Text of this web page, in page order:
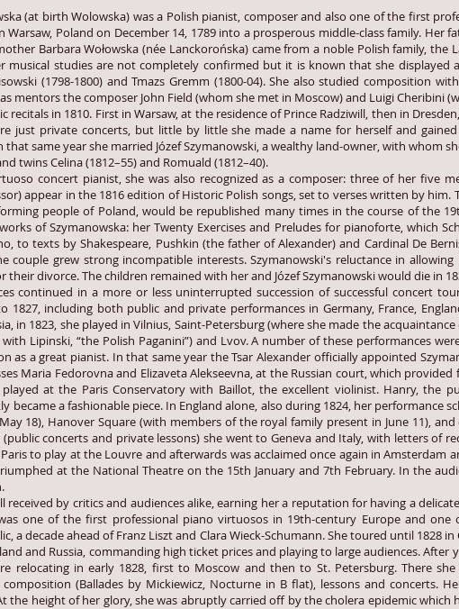
(at birth Wolowska) was a Polish pianist, composer and also one of the first
Poland on December 14, 1789 into a prosperous middle-class family. Her
Barbara Wołowska (née Lanckorońska) came from a noble Polish family, the
musical studies are not completely confirmed but it is known that she displayed
(1798-1800) and Tmazs Gremm (1800-04). She also studied composition with
mentors the composer John Field (whom she met in Moscow) and Luigi Cheribini
in 1810. First in Warsaw, at the residence of Prince Radziwill, then in
just private concerts, but little by little she made a name for herself and
same year she married Józef Szymanowski, a wealthy land-owner, with whom
twins Celina (1812–55) and Romuald (1812–40).
concert pianist, she was also recognized as a composer: three of her five
appear in the 1816 edition of Historic Polish songs, set to verses written by him.
people of Poland, would be republished many times in the course of the
of Szymanowska: her Twenty Exercises and Preludes for pianoforte, which
to texts by Shakespeare, Pushkin (the father of Alexander) and Cardinal De
couple grew strong incompatible interests. Szymanowski's reluctance in
their divorce. The children remained with her and Józef Szymanowski would die in
in a more or less uninterrupted succession of successful concert
1827, including both public and private performances in Germany, France,
in 1823, she played in Vilnius, Saint-Petersburg (where she made the
with Lipinski, “the Polish Paganini”) and Lvov. A number of these performances
as a great pianist. In that same year the Tsar Alexander officially appointed
Maria Fedorovna and Elizaveta Alekseevna, at the Russian court, which
at the Paris Conservatory with Baillot, the excellent violinist. Hanry, the
became a fashionable piece. In England alone, also during 1824, her performance
18), Hanover Square (with members of the royal family present in June 11),
(public concerts and private lessons) she went to Geneva and Italy, with letters of
to play at the Louvre and afterwards was acclaimed once again in Amsterdam
at the National Theatre on the 15th January and 7th February. In the
by critics and audiences alike, earning her a reputation for having a
one of the first professional piano virtuosos in 19th-century Europe and
a decade ahead of Franz Liszt and Clara Wieck-Schumann. She toured until 1828 in
and Russia, commanding high ticket prices and playing to large audiences.
relocating in early 1828, first to Moscow and then to St. Petersburg. There
(Ballades by Mickiewicz, Nocturne in B flat), lessons and concerts.
the height of her glory, she was abruptly carried off by the cholera epidemic